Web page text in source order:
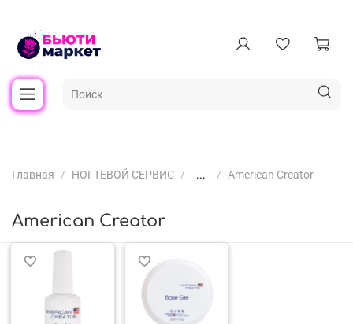
Главная НОГТЕВОЙ СЕРВИС ... American Creator
American Creator